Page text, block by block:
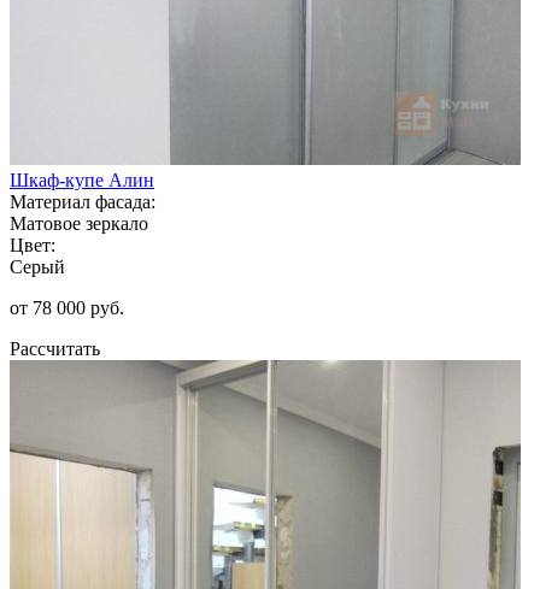
Шкаф-купе Алин
Материал фасада:
Матовое зеркало
Цвет:
Серый
от 78 000 руб.
Рассчитать